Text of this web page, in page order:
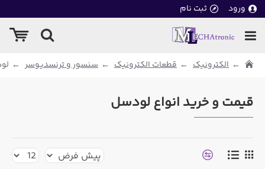
ورود ثبت نام
الکترونیک قطعات الکترونیک سنسور و ترنسدیوسر
قیمت و خرید انواع لودسل